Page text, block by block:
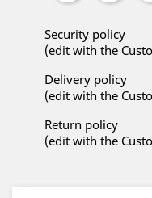
Security policy
(edit with the
Delivery policy
(edit with the
Return policy
(edit with the